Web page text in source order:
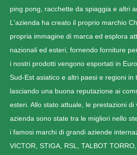
ping pong, racchette da spiaggia e altri
L'azienda ha creato il proprio marchio
propria immagine di marca ed esplora
nazionali ed esteri, fornendo forniture
i nostri prodotti vengono esportati in
Sud-Est asiatico e altri paesi e regioni in
lasciando una buona reputazione ai
esteri. Allo stato attuale, le prestazioni
azienda sono state tra le migliori nello
i famosi marchi di grandi aziende
VICTOR, STIGA, RSL, TALBOT